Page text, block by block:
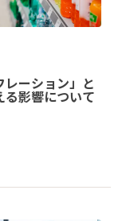
レーション」と
る影響について